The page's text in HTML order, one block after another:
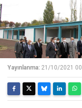
Yayınlanma: 21/10/2021